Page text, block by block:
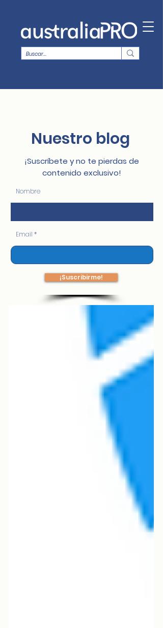
Nuestro blog
¡Suscríbete y no te pierdas de
contenido exclusivo!
Nombre
Email
¡Suscribirme!